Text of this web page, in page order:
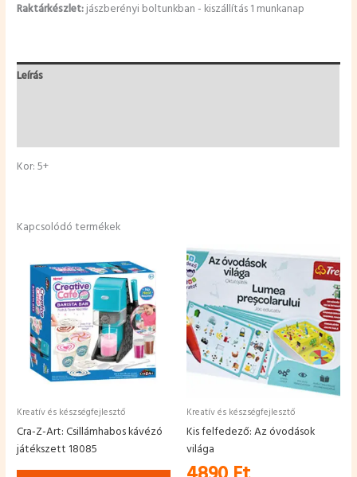
Raktárkészlet:jászberényi boltunkban - kiszállítás 1 munkanap
Leírás
Kor: 5+
Kapcsolódó termékek
Kreatív és készségfejlesztő
Cra-Z-Art: Csillámhabos kávézó
játékszett 18085
Kreatív és készségfejlesztő
Kis felfedező: Az óvodások
világa